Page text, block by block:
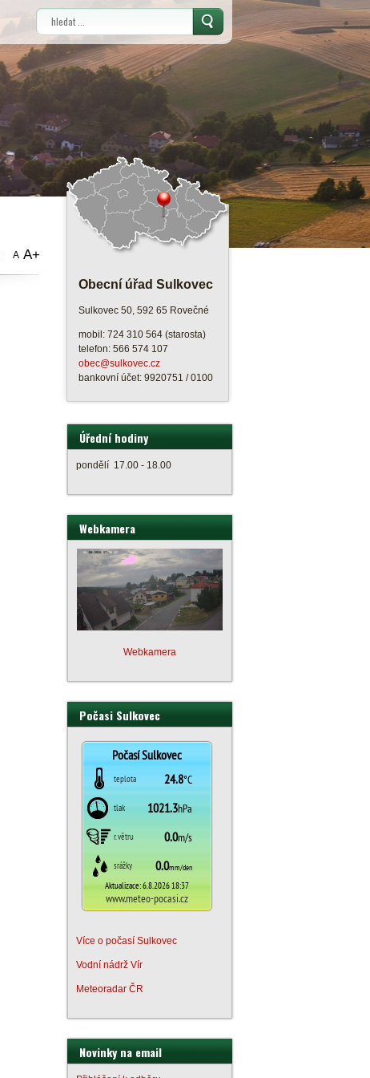
Vyhledávání
A A+
Obecní úřad Sulkovec
Sulkovec 50, 592 65 Rovečné
mobil: 724 310 564 (starosta)
telefon: 566 574 107
obec@sulkovec.cz
bankovní účet: 9920751 / 0100
Úřední hodiny
pondělí 17.00 - 18.00
Webkamera
Webkamera
Počasi Sulkovec
Více o počasí Sulkovec
Vodní nádrž Vír
Meteoradar ČR
Novinky na email